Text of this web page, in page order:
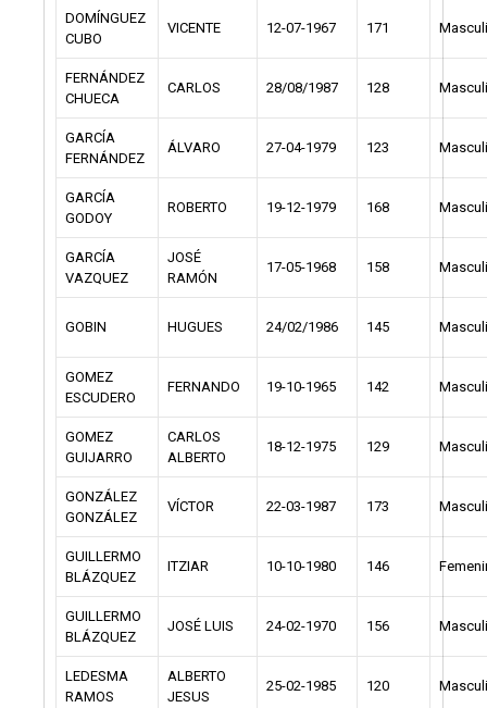
DOMÍNGUEZ
CUBO
VICENTE 12-07-1967 171
FERNÁNDEZ
CHUECA
CARLOS 28/08/1987 128
GARCÍA
FERNÁNDEZ
ÁLVARO 27-04-1979 123
GARCÍA
GODOY
ROBERTO 19-12-1979 168
GARCÍA
VAZQUEZ
JOSÉ
RAMÓN
17-05-1968 158
GOBIN HUGUES 24/02/1986 145
GOMEZ
ESCUDERO
FERNANDO 19-10-1965 142
GOMEZ
GUIJARRO
CARLOS
ALBERTO
18-12-1975 129
GONZÁLEZ
GONZÁLEZ
VÍCTOR 22-03-1987 173
GUILLERMO
BLÁZQUEZ
ITZIAR 10-10-1980 146
GUILLERMO
BLÁZQUEZ
JOSÉ LUIS 24-02-1970 156
LEDESMA
RAMOS
ALBERTO
JESUS
25-02-1985 120